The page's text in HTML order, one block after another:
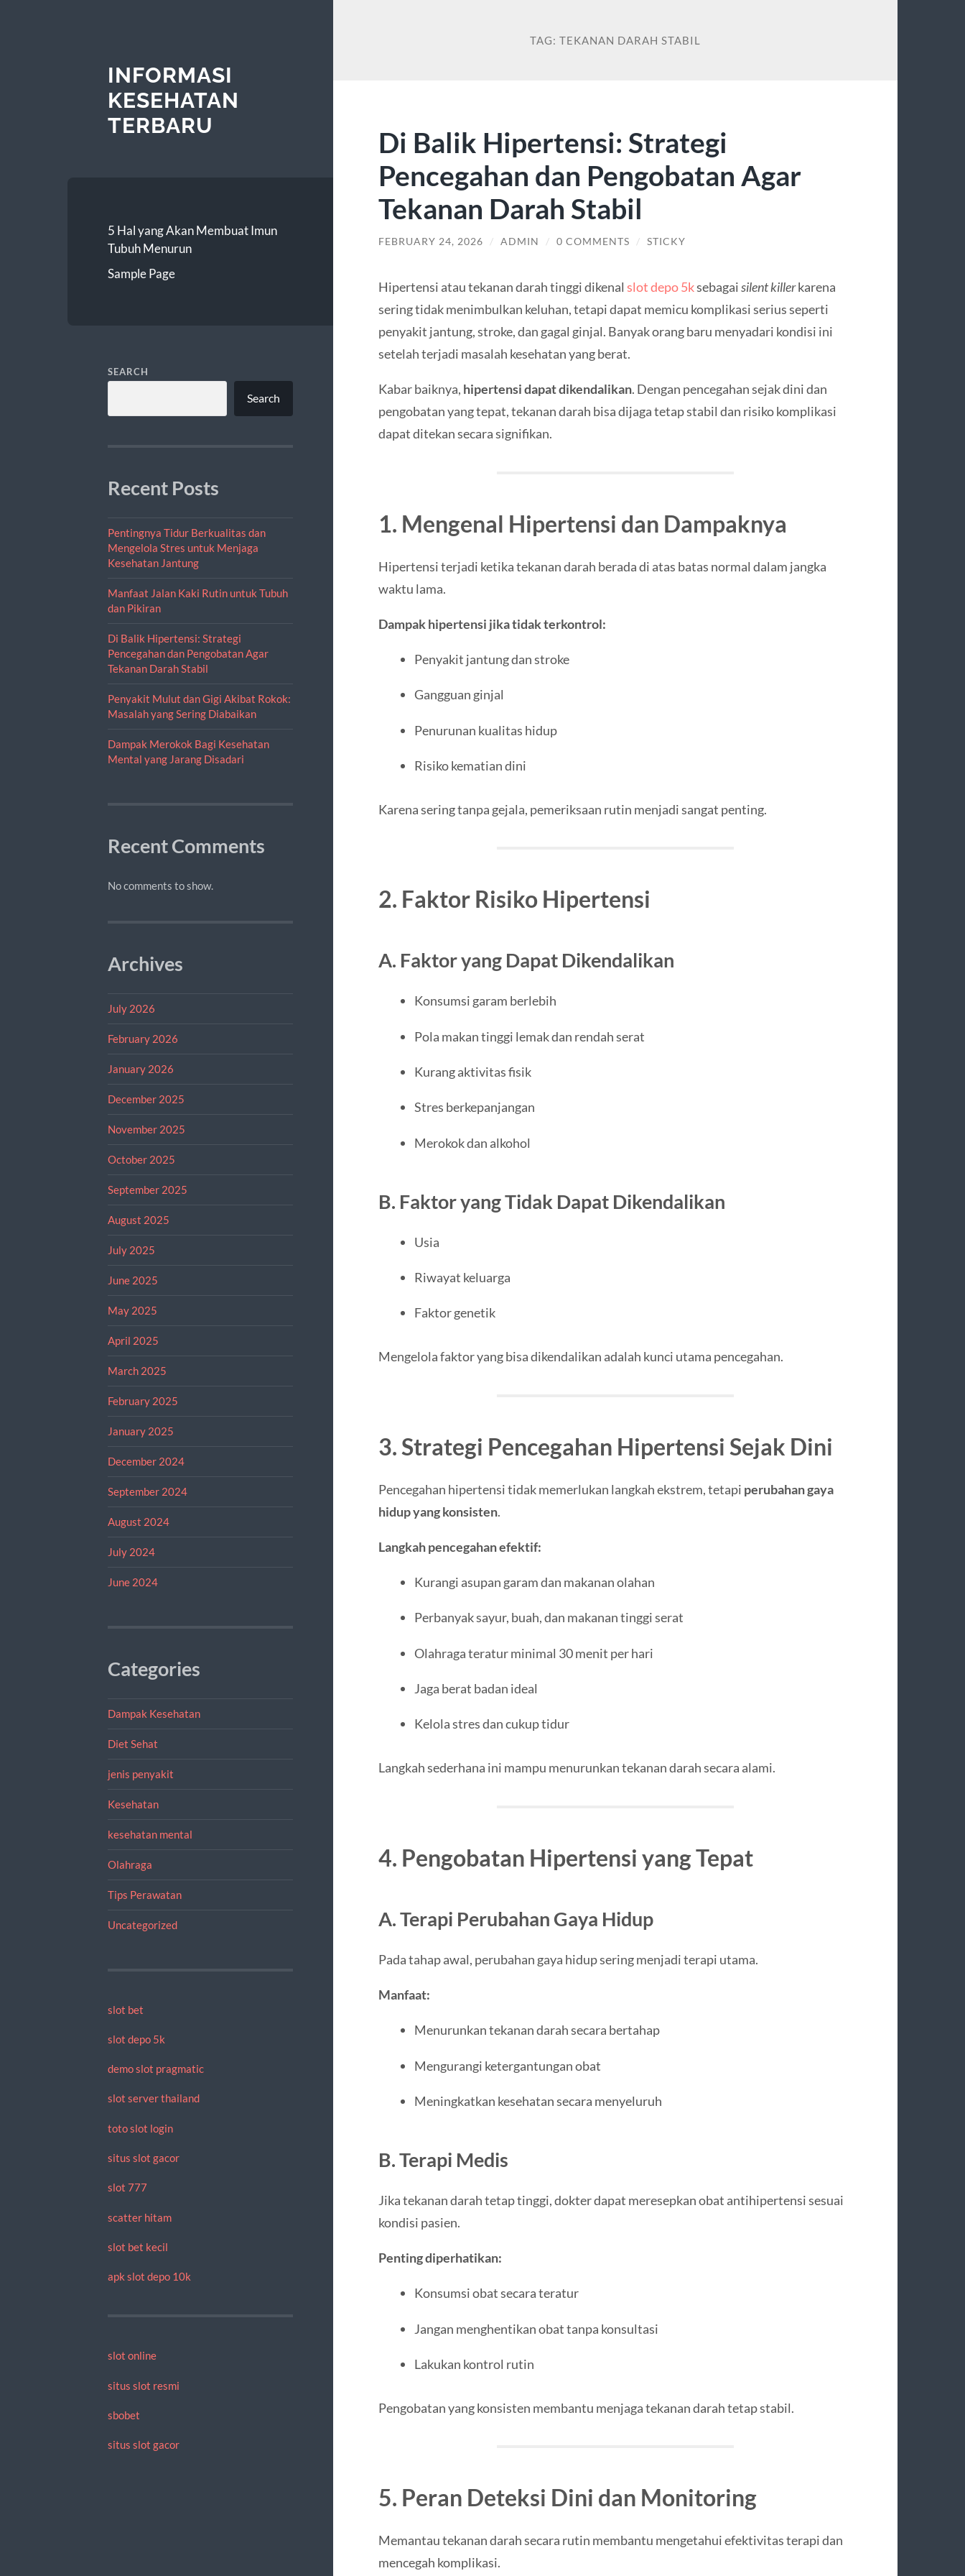
INFORMASI
KESEHATAN
TERBARU
5 Hal yang Akan Membuat Imun
Tubuh Menurun
Sample Page
SEARCH
Search
Recent Posts
Pentingnya Tidur Berkualitas dan
Mengelola Stres untuk Menjaga
Kesehatan Jantung
Manfaat Jalan Kaki Rutin untuk Tubuh
dan Pikiran
Di Balik Hipertensi: Strategi
Pencegahan dan Pengobatan Agar
Tekanan Darah Stabil
Penyakit Mulut dan Gigi Akibat Rokok:
Masalah yang Sering Diabaikan
Dampak Merokok Bagi Kesehatan
Mental yang Jarang Disadari
Recent Comments
No comments to show.
Archives
July 2026
February 2026
January 2026
December 2025
November 2025
October 2025
September 2025
August 2025
July 2025
June 2025
May 2025
April 2025
March 2025
February 2025
January 2025
December 2024
September 2024
August 2024
July 2024
June 2024
Categories
Dampak Kesehatan
Diet Sehat
jenis penyakit
Kesehatan
kesehatan mental
Olahraga
Tips Perawatan
Uncategorized
slot bet
slot depo 5k
demo slot pragmatic
slot server thailand
toto slot login
situs slot gacor
slot 777
scatter hitam
slot bet kecil
apk slot depo 10k
slot online
situs slot resmi
sbobet
situs slot gacor
TAG: TEKANAN DARAH STABIL
Di Balik Hipertensi: Strategi
Pencegahan dan Pengobatan Agar
Tekanan Darah Stabil
FEBRUARY 24, 2026 / ADMIN / 0 COMMENTS / STICKY
Hipertensi atau tekanan darah tinggi dikenal slot depo 5ksebagaisilent killerkarena
sering tidak menimbulkan keluhan, tetapi dapat memicu komplikasi serius seperti
penyakit jantung, stroke, dan gagal ginjal. Banyak orang baru menyadari kondisi ini
setelah terjadi masalah kesehatan yang berat.
Kabar baiknya, hipertensi dapat dikendalikan. Dengan pencegahan sejak dini dan
pengobatan yang tepat, tekanan darah bisa dijaga tetap stabil dan risiko komplikasi
dapat ditekan secara signifikan.
1. Mengenal Hipertensi dan Dampaknya
Hipertensi terjadi ketika tekanan darah berada di atas batas normal dalam jangka
waktu lama.
Dampak hipertensi jika tidak terkontrol:
Penyakit jantung dan stroke
Gangguan ginjal
Penurunan kualitas hidup
Risiko kematian dini
Karena sering tanpa gejala, pemeriksaan rutin menjadi sangat penting.
2. Faktor Risiko Hipertensi
A. Faktor yang Dapat Dikendalikan
Konsumsi garam berlebih
Pola makan tinggi lemak dan rendah serat
Kurang aktivitas fisik
Stres berkepanjangan
Merokok dan alkohol
B. Faktor yang Tidak Dapat Dikendalikan
Usia
Riwayat keluarga
Faktor genetik
Mengelola faktor yang bisa dikendalikan adalah kunci utama pencegahan.
3. Strategi Pencegahan Hipertensi Sejak Dini
Pencegahan hipertensi tidak memerlukan langkah ekstrem, tetapi perubahan gaya
hidup yang konsisten.
Langkah pencegahan efektif:
Kurangi asupan garam dan makanan olahan
Perbanyak sayur, buah, dan makanan tinggi serat
Olahraga teratur minimal 30 menit per hari
Jaga berat badan ideal
Kelola stres dan cukup tidur
Langkah sederhana ini mampu menurunkan tekanan darah secara alami.
4. Pengobatan Hipertensi yang Tepat
A. Terapi Perubahan Gaya Hidup
Pada tahap awal, perubahan gaya hidup sering menjadi terapi utama.
Manfaat:
Menurunkan tekanan darah secara bertahap
Mengurangi ketergantungan obat
Meningkatkan kesehatan secara menyeluruh
B. Terapi Medis
Jika tekanan darah tetap tinggi, dokter dapat meresepkan obat antihipertensi sesuai
kondisi pasien.
Penting diperhatikan:
Konsumsi obat secara teratur
Jangan menghentikan obat tanpa konsultasi
Lakukan kontrol rutin
Pengobatan yang konsisten membantu menjaga tekanan darah tetap stabil.
5. Peran Deteksi Dini dan Monitoring
Memantau tekanan darah secara rutin membantu mengetahui efektivitas terapi dan
mencegah komplikasi.